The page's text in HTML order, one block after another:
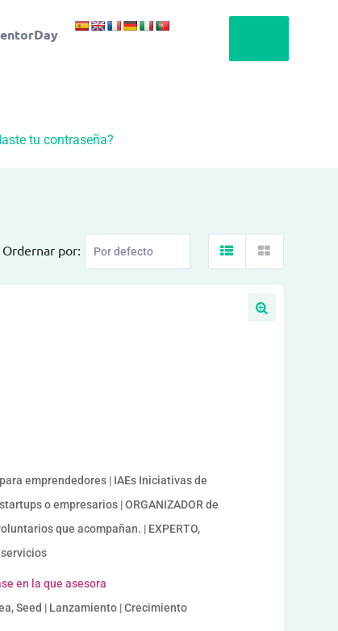
tu contraseña?
Ordernar por:
para emprendedores | IAEs Iniciativas de
o empresarios | ORGANIZADOR de
que acompañan. | EXPERTO,
servicios
en la que asesora
Seed | Lanzamiento | Crecimiento